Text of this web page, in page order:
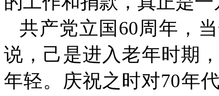
共产党立国 60周年，
说，己是进入老年时期
年轻。庆祝之时对70年